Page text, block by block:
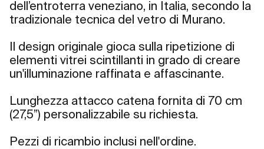
dell’entroterra veneziano, in Italia, secondo la
tradizionale tecnica del vetro di Murano.
Il design originale gioca sulla ripetizione di
elementi vitrei scintillanti in grado di creare
un'illuminazione raffinata e affascinante.
Lunghezza attacco catena fornita di 70 cm
(27,5”) personalizzabile su richiesta.
Pezzi di ricambio inclusi nell'ordine.